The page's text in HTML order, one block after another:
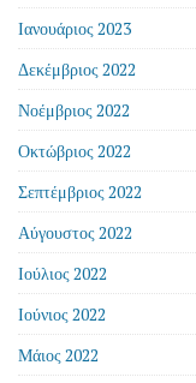
Ιανουάριος 2023
Δεκέμβριος 2022
Νοέμβριος 2022
Οκτώβριος 2022
Σεπτέμβριος 2022
Αύγουστος 2022
Ιούλιος 2022
Ιούνιος 2022
Μάιος 2022